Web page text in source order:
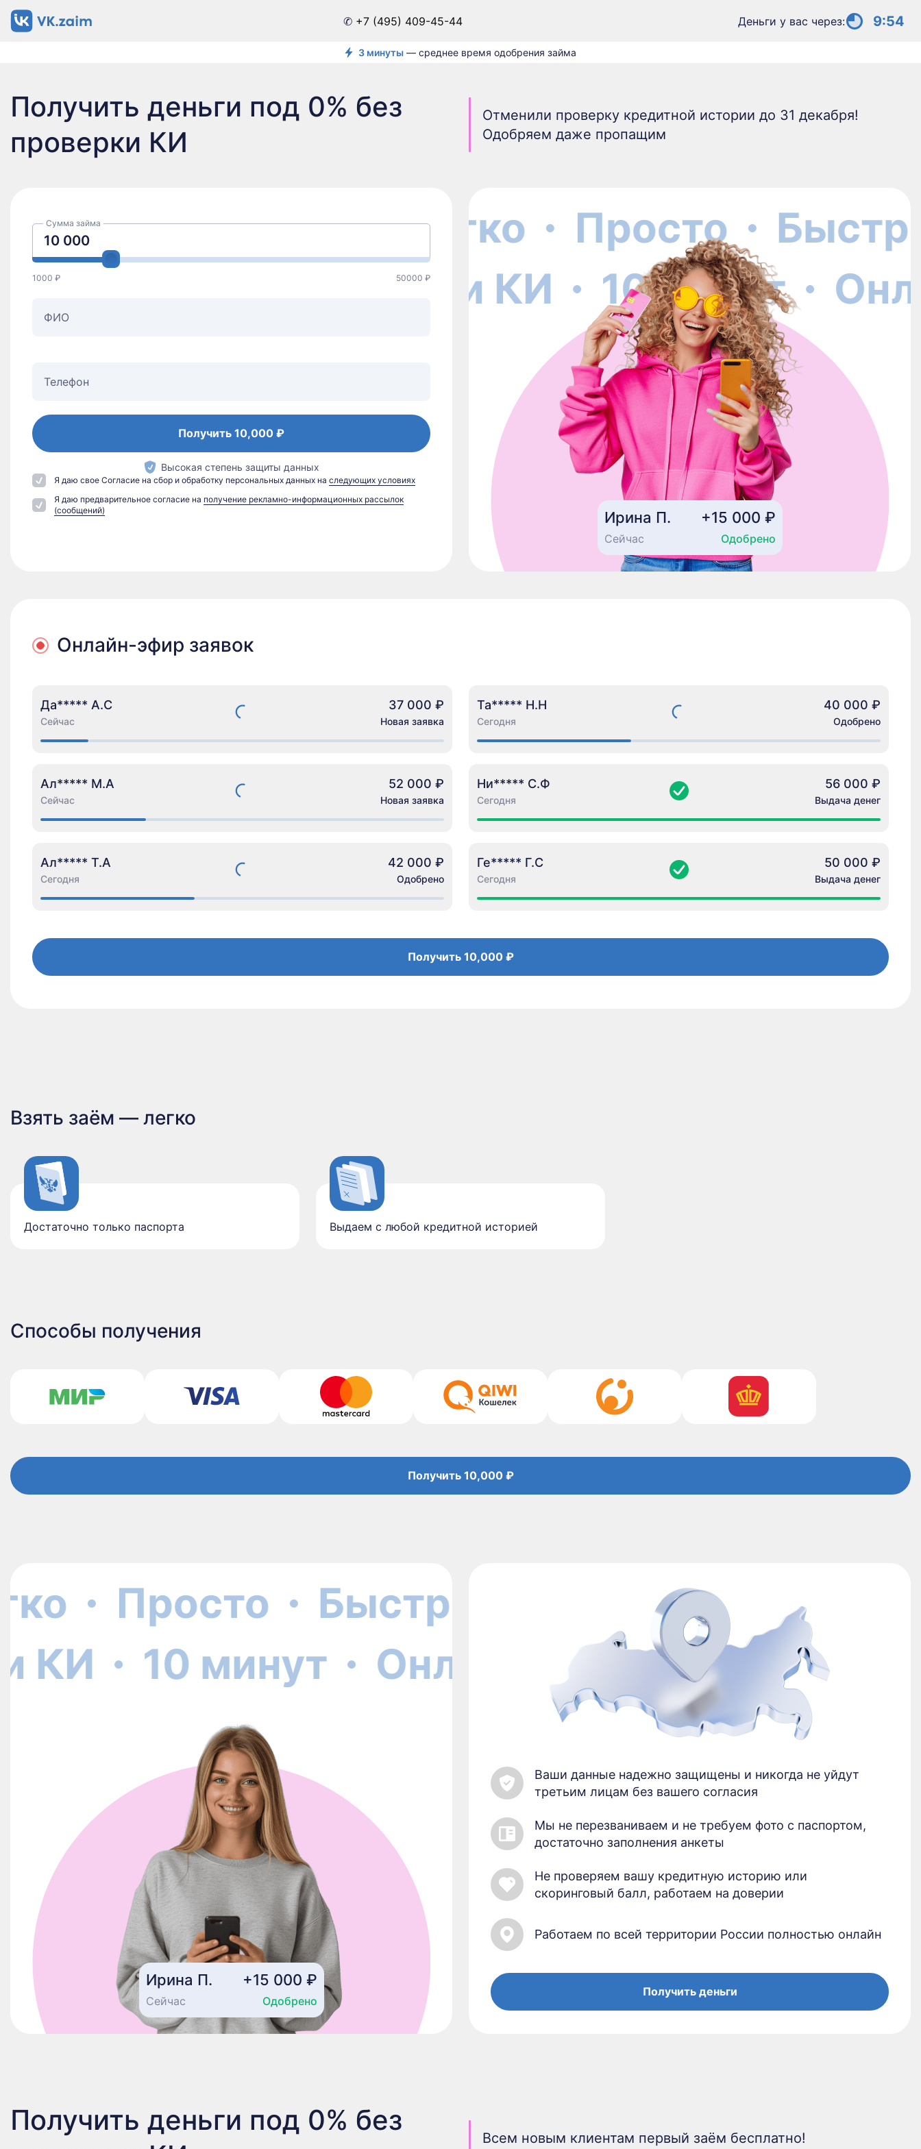
✆ +7 (495) 409-45-44 Деньги у вас через: 9:53
3 минуты — среднее время одобрения займа
Получить деньги под 0% без
проверки КИ
Отменили проверку кредитной истории до 31 декабря!
Одобряем даже пропащим
Сумма займа
1000 ₽ 50000 ₽
Получить 10,000 ₽
Высокая степень защиты данных
Я даю свое Согласие на сбор и обработку персональных данных на следующих условиях
Я даю предварительное согласие на получение рекламно-информационных рассылок
(сообщений)
Легко Просто
Быстро
Онлайн
Без проверки КИ 10 минут
Ирина П.
Сейчас
+15 000 ₽
Одобрено
Онлайн-эфир заявок
Да***** А.С
Сейчас
37 000 ₽
Новая заявка
Ал***** М.А
Сейчас
52 000 ₽
Новая заявка
Ал***** Т.А
Сегодня
42 000 ₽
Одобрено
Та***** Н.Н
Сегодня
40 000 ₽
Одобрено
Ни***** С.Ф
Сегодня
56 000 ₽
Выдача денег
Ге***** Г.С
Сегодня
50 000 ₽
Выдача денег
Получить 10,000 ₽
Взять заём — легко
Достаточно только паспорта Выдаем с любой кредитной историей
Способы получения
Получить 10,000 ₽
Просто Быстро Просто
КИ
10 минут Онлайн Без проверки
Ирина П.
Сейчас
+15 000 ₽
Одобрено
Ваши данные надежно защищены и никогда не уйдут
третьим лицам без вашего согласия
Мы не перезваниваем и не требуем фото с паспортом,
достаточно заполнения анкеты
Не проверяем вашу кредитную историю или
скоринговый балл, работаем на доверии
Работаем по всей территории России полностью онлайн
Получить деньги
Получить деньги под 0% без
Всем новым клиентам первый заём бесплатно!